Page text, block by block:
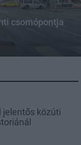
csomópontja
közúti